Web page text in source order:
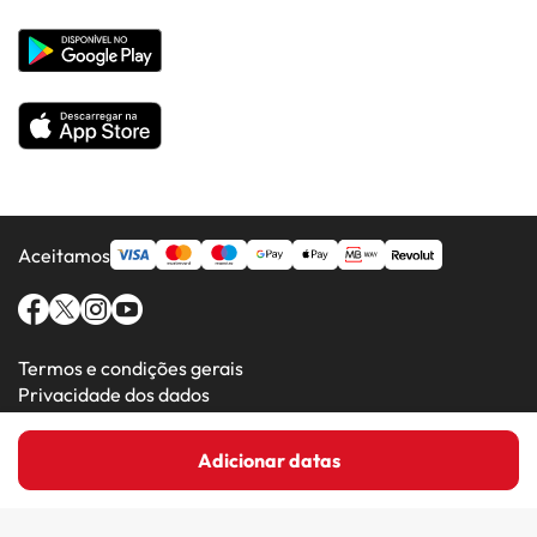
Adicionar datas
Todos os Hotéis
Aceitamos
Termos e condições gerais
Privacidade dos dados
Amimir.com (C) 2016-2026 - Viajes Para Ti S.L.U